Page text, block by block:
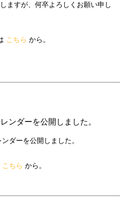
ますが、何卒よろしくお願い申し
こちら から。
ンダーを公開しました。
ダーを公開しました。
こちら から。